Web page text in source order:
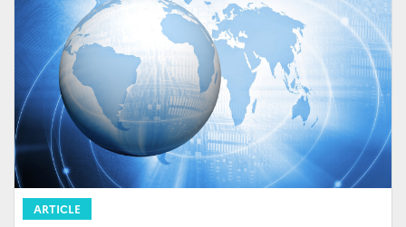
ARTICLE